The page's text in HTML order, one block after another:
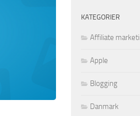
KATEGORIER
Affiliate
Apple
Blogging
Danmark